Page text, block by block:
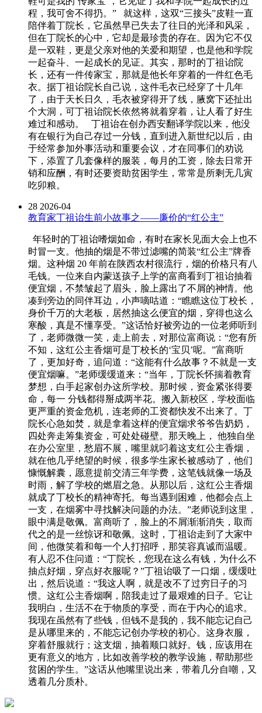
程，我可舍不得扔。” 就这样，这双“三接头”皮鞋一直
陪伴着丁院长，它虽然早已失去了往日的光泽和风采，
但在丁院长的心中，它却是最珍贵的存在。因为它不仅
是一双鞋，更是父亲对他的关爱和期望，也是他和学院
一起奋斗、一起成长的见证。其实，那时的丁祖诒院
长，还有一件传家宝，那就是他长年穿着的一件红色毛
衣。据丁祖诒院长自己说，这件毛衣已经穿了十几年
了，由于天长日久，毛衣被穿得开了线，腋窝下还扯出
个大洞，可丁祖诒院长依然将就着穿着，让人看了好生
难过和感动。 丁祖诒在创办西安翻译学院以来，他没
有在银行为自己存过一分钱，直到进入新世纪以后，由
于经常参加外事活动和重要会议，才在同事们的劝说
下，添置了几套像样的服装，每月的工资，除去日常开
销和应酬，有时还要资助贫困学生，常常是所剩无几寅
吃卯粮。
28 2026-04
教育家丁祖诒生前小故事之——廉价的“红公主”
年轻时的丁祖诒嗜烟如命，有时在家长见面大会上也不
时冒一支。他抽的烟是不带过滤嘴的简装“红公主”牌香
烟。这种烟 20 年前在陕西农村很流行，烟的价格只有八
毛钱。一位来自内蒙送孩子上学的富商看到丁祖诒抽着
便宜烟，不禁皱起了眉头，脸上露出了不屑的神情。他
凑到旁边的同伴耳边，小声嘀咕道：“瞧瞧这位丁校长，
身价千万的大老板，居然抽这么便宜的烟，穿得也这么
寒酸，真是不懂享受。”这话恰好被旁边的一位老师听到
了，老师微微一笑，走上前去，对那位富商说：“您有所
不知，这红公主香烟可是丁校长的‘宝贝’呢。”富商听
了，更加好奇，追问道：“这能有什么故事？不就是一支
便宜烟嘛。”老师缓缓道来：“当年，丁院长怀揣着教育
梦想，白手起家创办这所学校。那时候，资金紧张得要
命，每一 分钱都得掰成两半花。搬入新校区，学校面临
更严重的资金危机，连老师的工资都快发不出来了。丁
院长心急如焚，就是拿着这样的便宜烟求爷爷告奶奶，
四处奔走筹集资金，可处处碰壁。那天晚上， 他独自坐
在办公室里，愁眉不展，嘴里就叼着这支红公主香烟，
就在他几乎绝望的时候，很多学生家长被感动了，他们
慷慨解囊，愿意提前交清三年学费，这笔钱就像一场及
时雨，解了学校的燃眉之急。从那以后，这红公主香烟
就成了丁校长的精神寄托。每当遇到困难，他都会点上
一支，在烟雾中寻找解决问题的办法。”老师说到这里，
眼中满是敬佩。富商听了，脸上的不屑渐渐消失，取而
代之的是一丝惊讶和敬佩。这时，丁祖诒走到了大家中
间，他微笑着和每一个人打招呼，那笑容真诚而温暖。
有人忍不住问道：“丁院长，您现在这么有钱，为什么不
抽点好烟，穿点好衣服呢？”丁祖诒吸了一口烟，缓缓吐
出，然后说道：“我这人啊，就是改不了过穷日子的习
惯。这红公主香烟啊，陪我走过了最艰难的日子。它让
我明白，生活不在于物质的享受，而在于内心的追求。
我现在虽然有了些钱，但钱不是我的，我不能忘记自己
是从哪里来的，不能忘记创办学校的初心。这身衣服，
穿着舒服就行；这支烟，抽着顺口就好。钱，应该用在
更有意义的地方，比如改善学校的教学设施，帮助那些
贫困的学生。”这话从他嘴里说出来，带着几分自嘲，又
透着几分质朴。